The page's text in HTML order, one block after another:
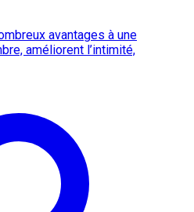
avantages à une
améliorent l’intimité,